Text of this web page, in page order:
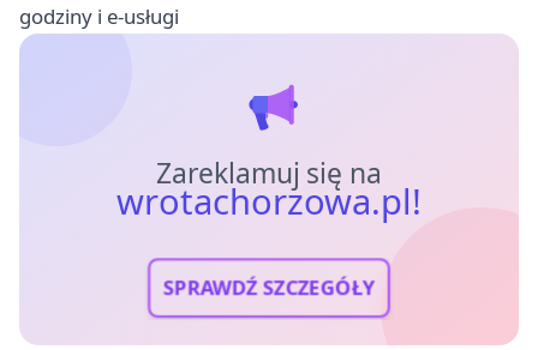
godziny i e-usługi
Zareklamuj się na
wrotachorzowa.pl!
SPRAWDŹ SZCZEGÓŁY